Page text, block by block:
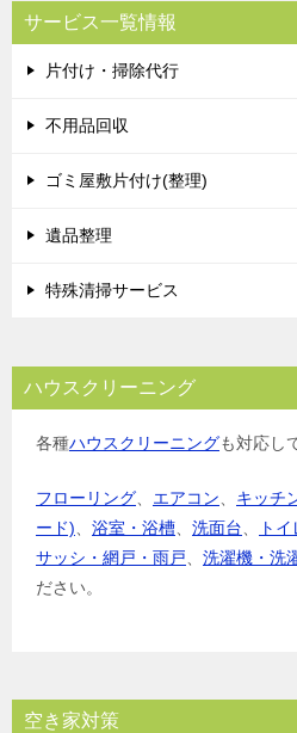
サービス一覧情報
片付け・掃除代行
不用品回収
ゴミ屋敷片付け(整理)
遺品整理
特殊清掃サービス
ハウスクリーニング
各種ハウスクリーニングも対応し
フローリング エアコン キッチ
ード)
浴室・浴槽 洗面台 トイ
サッシ・網戸・雨戸
洗濯機・洗
ださい。
空き家対策